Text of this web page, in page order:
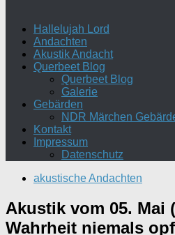
Hallelujah Lord
Andachten
Akustik Andacht
Querbeet Blog
Querbeet Blog
Galerie
Gebärden
NDR Märchen
Kontakt
Impressum
Datenschutz
akustische Andachten
Akustik vom 05. Mai
Wahrheit niemals